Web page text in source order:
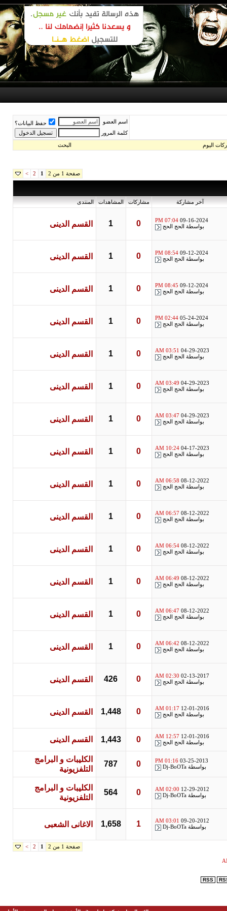
اسم العضو
حفظ البيانات؟
كلمة المرور
البحث
صفحة 1 من 2 1
آخر مشاركة مشاركات المشاهدات المنتدى
09-16-2024
07:04 PM
بواسطةالحج الحج القسم الدينى
09-12-2024
08:54 PM
بواسطةالحج الحج القسم الدينى
09-12-2024
08:45 PM
بواسطةالحج الحج القسم الدينى
05-24-2024
02:44 PM
بواسطةالحج الحج القسم الدينى
04-29-2023
03:51 AM
بواسطةالحج الحج القسم الدينى
04-29-2023
03:49 AM
بواسطةالحج الحج القسم الدينى
04-29-2023
03:47 AM
بواسطةالحج الحج القسم الدينى
04-17-2023
10:24 AM
بواسطةالحج الحج القسم الدينى
08-12-2022
06:58 AM
بواسطةالحج الحج القسم الدينى
08-12-2022
06:57 AM
بواسطةالحج الحج القسم الدينى
08-12-2022
06:54 AM
بواسطةالحج الحج القسم الدينى
08-12-2022
06:49 AM
بواسطةالحج الحج القسم الدينى
08-12-2022
06:47 AM
بواسطةالحج الحج القسم الدينى
08-12-2022
06:42 AM
بواسطةالحج الحج القسم الدينى
02-13-2017
02:30 AM
بواسطةالحج الحج 426 القسم الدينى
12-01-2016
01:17 AM
بواسطةالحج الحج 1,448 القسم الدينى
12-01-2016
12:57 AM
بواسطةالحج الحج 1,443 القسم الدينى
03-25-2013
01:16 PM
بواسطةDj-BoOTa
787
الكليبات و البرامج
التلفزيونية
12-29-2012
02:00 AM
بواسطةDj-BoOTa
564
الكليبات و البرامج
التلفزيونية
09-20-2012
03:01 AM
بواسطةDj-BoOTa
1,658 الاغانى الشعبى
صفحة 1 من 2 1
RSS